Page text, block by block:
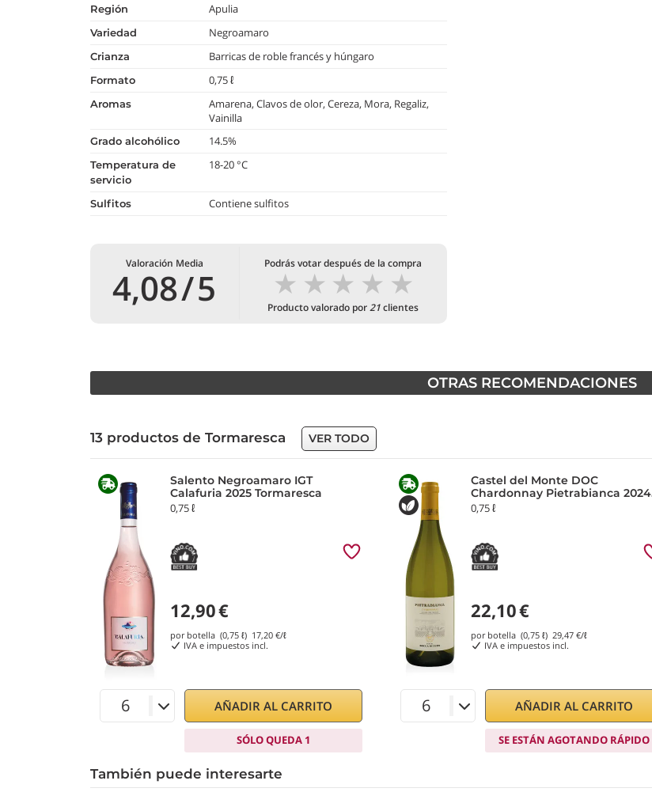
región Apulia
variedad Negroamaro
crianza Barricas de roble francés y húngaro
formato 0,75 ℓ
aromas
Amarena, Clavos de olor, Cereza, Mora, Regaliz,
Vainilla
grado alcohólico 14.5%
temperatura de
servicio
18-20 °C
Sulfitos Contiene sulfitos
Valoración Media
4,08/5
Podrás votar después de la compra
★
★
★
★
★
Producto valorado por21clientes
OTRAS RECOMENDACIONES
13 productos de Tormaresca VER TODO
Salento Negroamaro IGT
Calafuria 2025 Tormaresca
0,75 ℓ
12,90€
por botella (0,75 ℓ) 17,20 €/ℓ
IVA e impuestos incl.
AÑADIR AL CARRITO
SÓLO QUEDA 1
Castel del Monte DOC
Chardonnay Pietrabianca 2024
Tormaresca
0,75 ℓ
22,10€
por botella (0,75 ℓ) 29,47 €/ℓ
IVA e impuestos incl.
AÑADIR AL CARRITO
SE ESTÁN AGOTANDO RÁPIDO
También puede interesarte